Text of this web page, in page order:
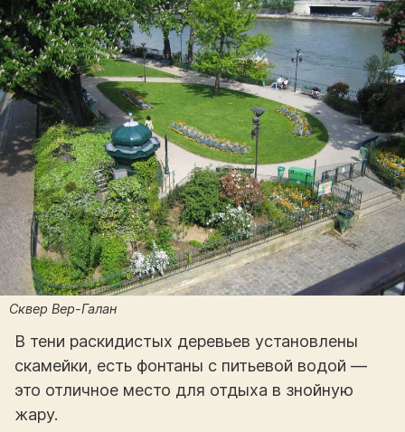
Сквер Вер-Галан
В тени раскидистых деревьев установлены
скамейки, есть фонтаны с питьевой водой —
это отличное место для отдыха в знойную
жару.